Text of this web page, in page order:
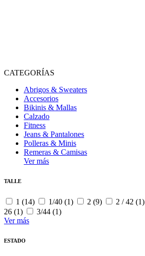
CATEGORÍAS
Abrigos & Sweaters
Accesorios
Bikinis & Mallas
Calzado
Fitness
Jeans & Pantalones
Polleras & Minis
Remeras & Camisas
Ver más
TALLE
1 (14) 1/40 (1) 2 (9) 2 / 42 (1)
26 (1)
3/44 (1)
Ver más
ESTADO